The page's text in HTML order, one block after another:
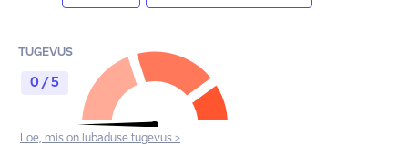
TUGEVUS
0 / 5
Loe, mis on lubaduse tugevus >